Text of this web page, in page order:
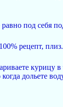
под себя
рецепт,
курицу
дольете